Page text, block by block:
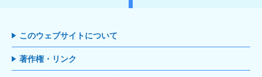
このウェブサイトについて
著作権・リンク